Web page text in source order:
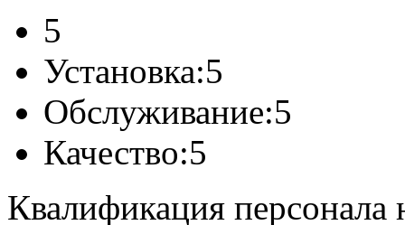
5
Установка:5
Обслуживание:5
Качество:5
Квалификация персонала